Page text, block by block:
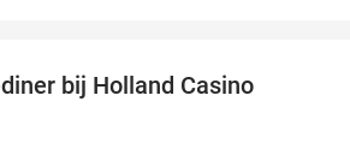
bij Holland Casino